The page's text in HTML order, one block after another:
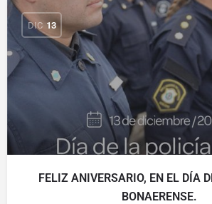
DIC 13
FELIZ ANIVERSARIO, EN EL DÍA
BONAERENSE.